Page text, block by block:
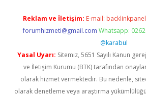
Reklam ve İletişim: E-mail:
forumhizmeti@gmail.com Whatsapp:
@karabul
Yasal Uyarı: Sitemiz, 5651 Sayılı Kanun
ve İletişim Kurumu (BTK) tarafından
olarak hizmet vermektedir. Bu nedenle,
olarak denetleme veya araştırma